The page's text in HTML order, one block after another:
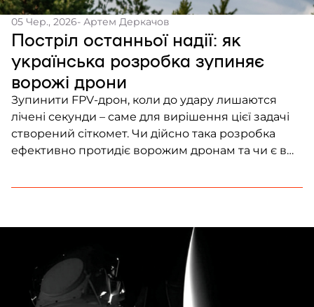
05 Чер., 2026- Артем Деркачов
Постріл останньої надії: як
українська розробка зупиняє
ворожі дрони
Зупинити FPV-дрон, коли до удару лишаются
лічені секунди – саме для вирішення цієї задачі
створений сіткомет. Чи дійсно така розробка
ефективно протидіє ворожим дронам та чи є в